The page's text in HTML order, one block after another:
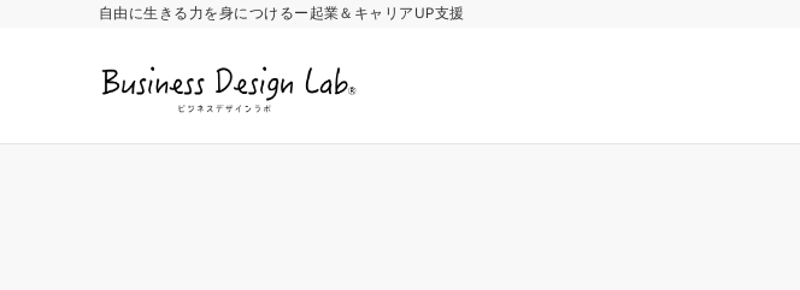
自由に生きる力を身につけるー起業＆キャリアUP支援